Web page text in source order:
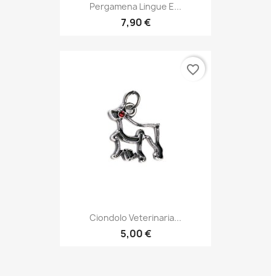
Pergamena Lingue E...
7,90 €
Ciondolo Veterinaria...
5,00 €
favorite_border